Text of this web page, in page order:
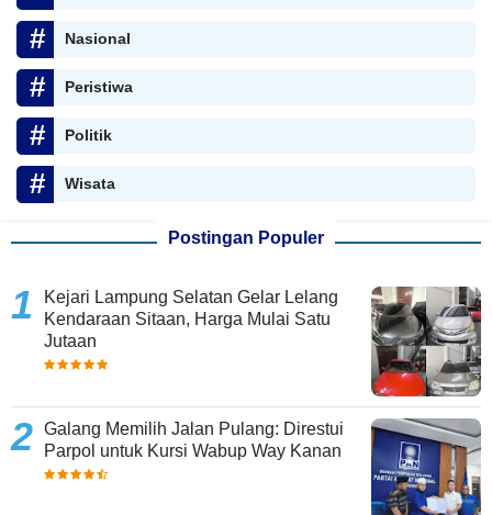
Nasional
Peristiwa
Politik
Wisata
Postingan Populer
Kejari Lampung Selatan Gelar Lelang
Kendaraan Sitaan, Harga Mulai Satu
Jutaan
Galang Memilih Jalan Pulang: Direstui
Parpol untuk Kursi Wabup Way Kanan